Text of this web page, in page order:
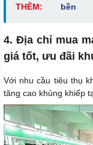
THÊM:
bền
4. Địa chỉ mua
giá tốt, ưu đãi
Với nhu cầu tiêu thụ
tăng cao khủng khiếp